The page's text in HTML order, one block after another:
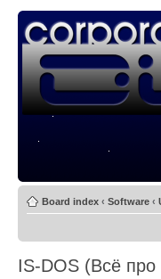
Board index ‹ Software ‹
IS-DOS (Всё про